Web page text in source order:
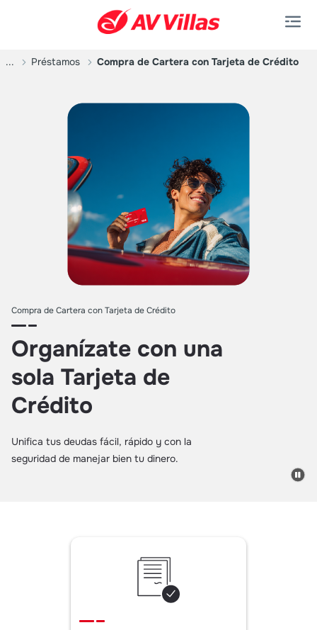
Saltar al contenido principal
... Préstamos Compra de Cartera con Tarjeta de Crédito
Compra de Cartera con Tarjeta de Crédito
Organízate con una
sola Tarjeta de
Crédito
Unifica tus deudas fácil, rápido y con la
seguridad de manejar bien tu dinero.